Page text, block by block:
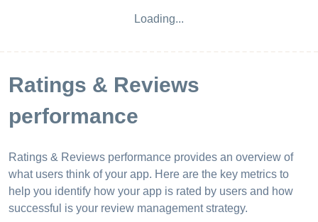
Loading...
Ratings & Reviews
performance
Ratings & Reviews performance provides an overview of
what users think of your app. Here are the key metrics to
help you identify how your app is rated by users and how
successful is your review management strategy.